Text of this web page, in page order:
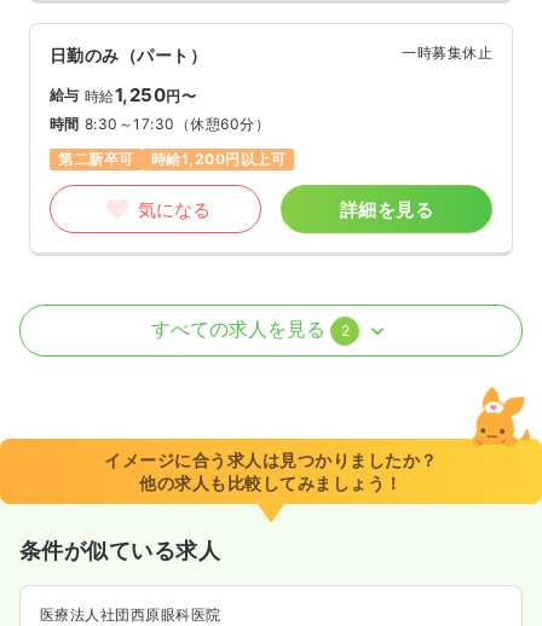
日勤のみ（パート） 一時募集休止
給与 時給1,250円〜
時間 8:30～17:30 （休憩60分）
第二新卒可
時給1,200円以上可
気になる 詳細を見る
外来 正・准看護師
8:30～17:30（休憩60分）
日祝休み
4週8休以上 月給25万円以上可
気になる
すべての求人を見る 2
イメージに合う求人は見つかりましたか？
他の求人も比較してみましょう！
条件が似ている求人
医療法人社団西原眼科医院